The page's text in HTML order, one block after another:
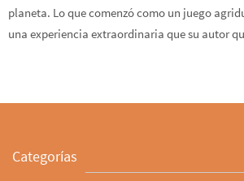
planeta. Lo que comenzó como un juego
una experiencia extraordinaria que su autor
Categorías